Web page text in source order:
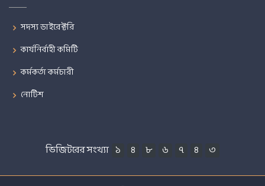
সদস্য ডাইরেক্টরি
কার্যনির্বাহী কমিটি
কর্মকর্তা কর্মচারী
নোটিশ
ভিজিটরের সংখ্যা ১ ৪ ৮ ৬ ৭ ৪ ৩